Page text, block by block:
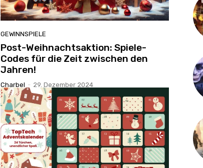
GEWINNSPIELE
Post-Weihnachtsaktion: Spiele-
Codes für die Zeit zwischen den
Jahren!
Charbel - 29. Dezember 2024